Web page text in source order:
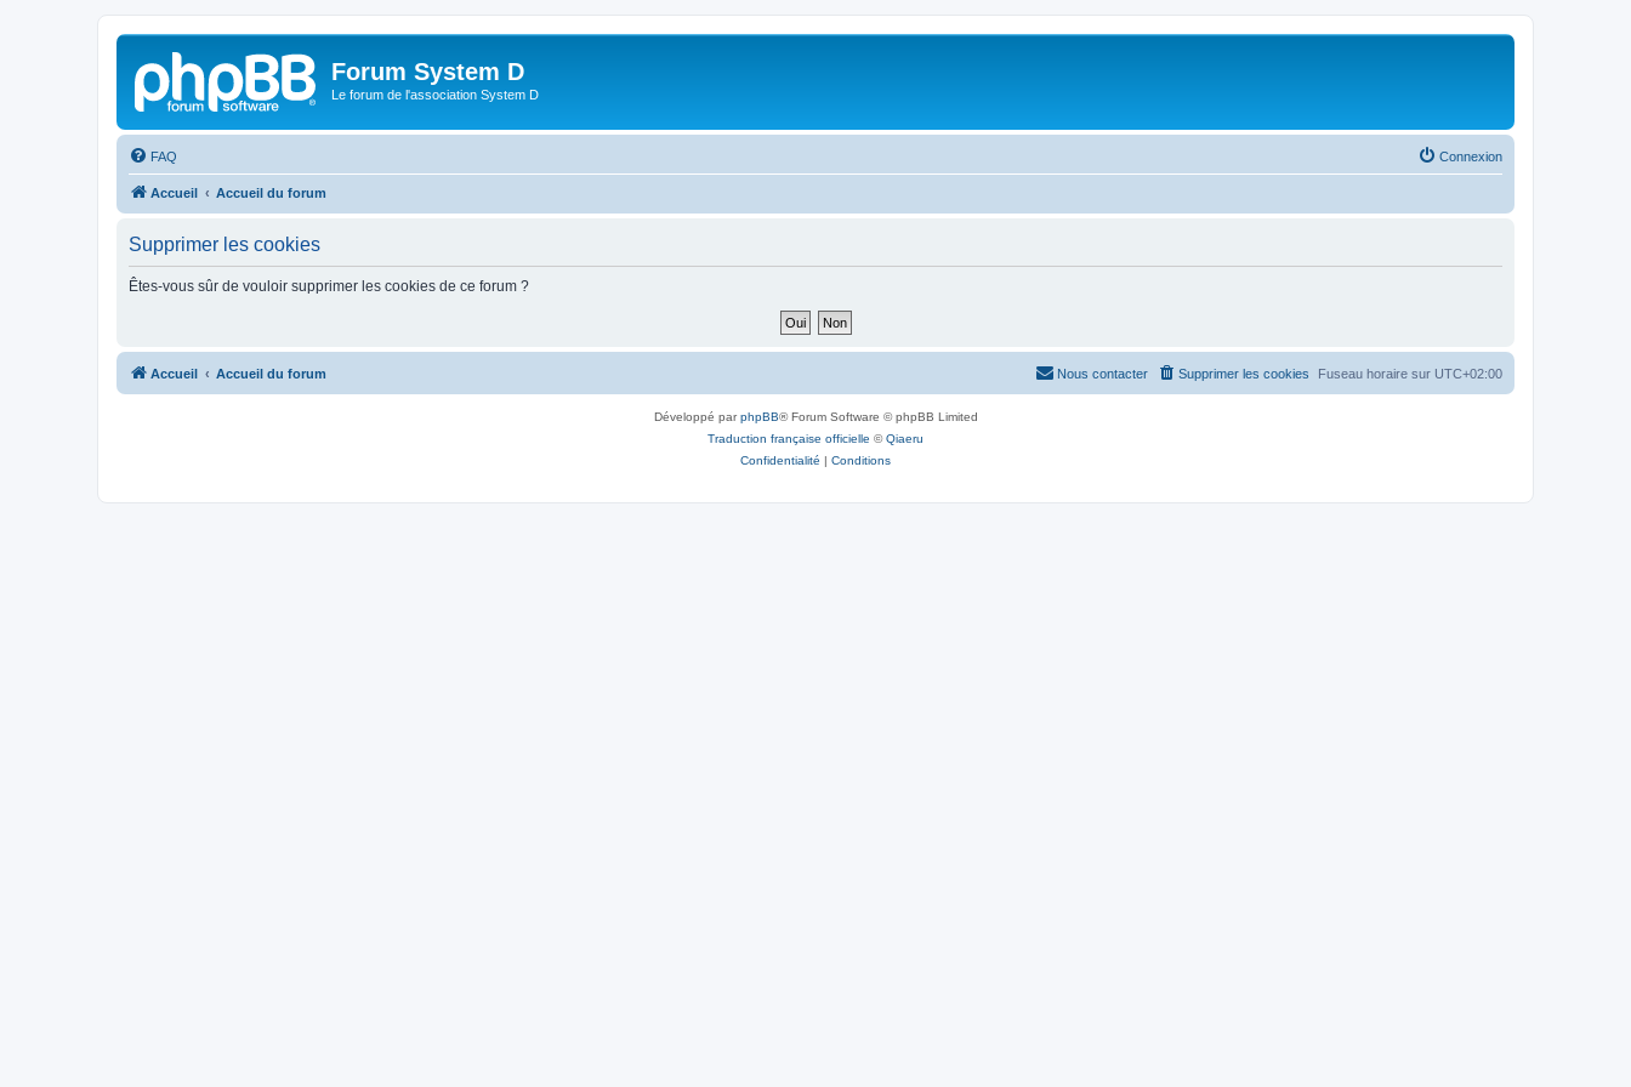
Forum System D
Le forum de l'association System D
FAQ Connexion
Accueil Accueil du forum
Supprimer les cookies
Êtes-vous sûr de vouloir supprimer les cookies de ce forum ?
Accueil Accueil du forum Fuseau horaire sur UTC+02:00
Supprimer les cookies
Nous contacter
Développé parphpBB® Forum Software © phpBB Limited
Traduction française officielle ©Qiaeru
Confidentialité | Conditions